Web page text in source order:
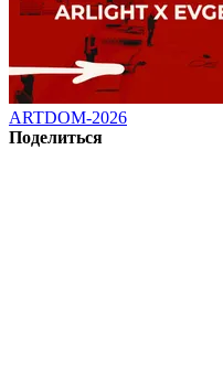
ARTDOM-2026
Поделиться